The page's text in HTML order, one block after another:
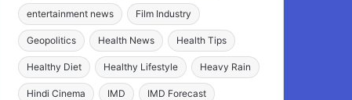
entertainment news Film Industry
Geopolitics Health News Health Tips
Healthy Diet Healthy Lifestyle Heavy Rain
Hindi Cinema IMD IMD Forecast